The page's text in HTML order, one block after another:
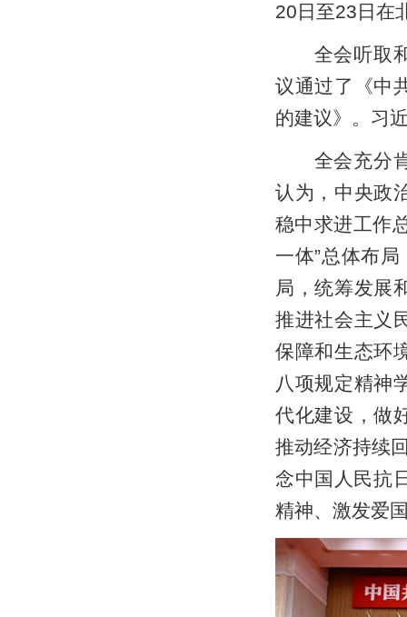
20日至23日在
全会听取和
议通过了《中
的建议》。习
全会充分肯
认为，中央政
稳中求进工作
一体”总体布
局，统筹发展
推进社会主义
保障和生态环
八项规定精神
代化建设，做
推动经济持续
念中国人民抗
精神、激发爱